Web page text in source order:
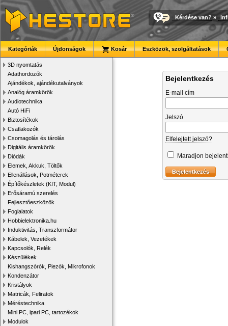
Kérdése van? »
Kategóriák Újdonságok Kosár Eszközök, szolgáltatások
3D nyomtatás
Adathordozók
Ajándékok, ajándékutalványok
Analóg áramkörök
Audiotechnika
Autó HiFi
Biztosítékok
Csatlakozók
Csomagolás és tárolás
Digitális áramkörök
Diódák
Elemek, Akkuk, Töltők
Ellenállások, Potméterek
Építőkészletek (KIT, Modul)
Erősáramú szerelés
Fejlesztőeszközök
Foglalatok
Hobbielektronika.hu
Induktivitás, Transzformátor
Kábelek, Vezetékek
Kapcsolók, Relék
Készülékek
Kishangszórók, Piezók, Mikrofonok
Kondenzátor
Kristályok
Matricák, Feliratok
Méréstechnika
Mini PC, ipari PC, tartozékok
Modulok
Bejelentkezés
E-mail cím
Jelszó
Elfelejtett jelszó?
Maradjon